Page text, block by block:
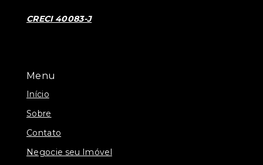
Menu
Início
Sobre
Contato
Negocie seu Imóvel
CRECI 40083-J